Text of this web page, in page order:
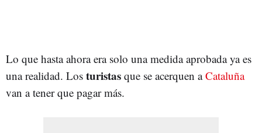
Lo que hasta ahora era solo una medida aprobada ya es
una realidad. Los turistas que se acerquen aCataluña
van a tener que pagar más.